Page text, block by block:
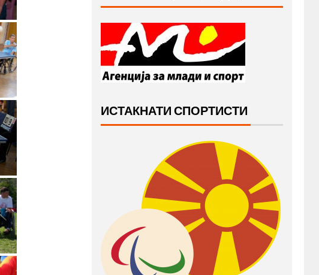
ИСТАКНАТИ СПОРТИСТИ